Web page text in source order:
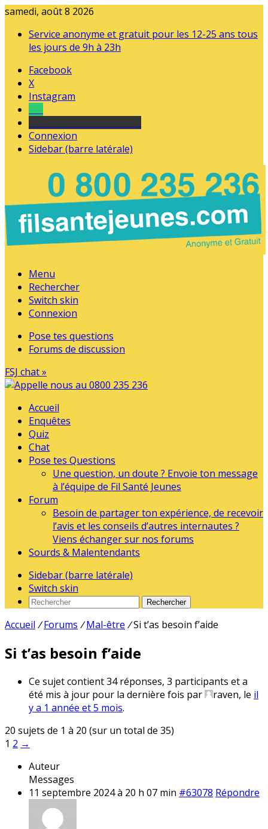
samedi, août 8 2026
Service anonyme et gratuit pour les 12-25 ans tous
les jours de 9h à 23h
Facebook
X
Instagram
Connexion
Sidebar (barre latérale)
Menu
Rechercher
Switch skin
Connexion
Pose tes questions
Forums de discussion
FSJ chat »
Accueil
Enquêtes
Quiz
Chat
Pose tes Questions
Une question, un doute ? Envoie ton message
à l’équipe de Fil Santé Jeunes
Forum
Besoin de partager ton expérience, de recevoir
l’avis et les conseils d’autres internautes ?
Viens échanger sur nos forums
Sourds & Malentendants
Sidebar (barre latérale)
Switch skin
Rechercher
Accueil / Forums / Mal-être /Si t’as besoin f’aide
Si t’as besoin f’aide
Ce sujet contient 34 réponses, 3 participants et a
été mis à jour pour la dernière fois par
raven, le il
y a 1 année et 5 mois.
20 sujets de 1 à 20 (sur un total de 35)
1 2 →
Auteur
Messages
11 septembre 2024 à 20 h 07 min #63078 Répondre